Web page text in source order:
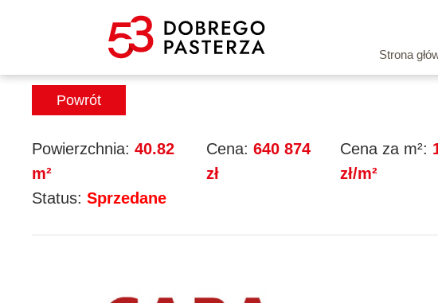
Strona
Mieszkanie 34
Powrót
Powierzchnia: 40.82
m²
Cena: 640 874
zł
Cena za m²:
zł/m²
Status: Sprzedane